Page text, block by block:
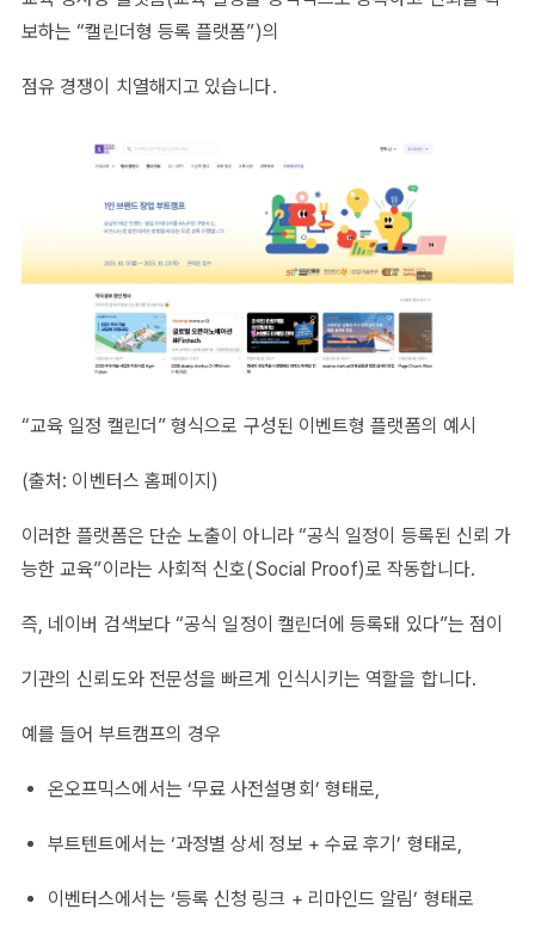
보하는 “캘린더형 등록 플랫폼”)의
점유 경쟁이 치열해지고 있습니다.
“교육 일정 캘린더” 형식으로 구성된 이벤트형 플랫폼의 예시
(출처: 이벤터스 홈페이지)
이러한 플랫폼은 단순 노출이 아니라 “공식 일정이 등록된 신뢰 가
능한 교육”이라는 사회적 신호(Social Proof)로 작동합니다.
즉, 네이버 검색보다 “공식 일정이 캘린더에 등록돼 있다”는 점이
기관의 신뢰도와 전문성을 빠르게 인식시키는 역할을 합니다.
예를 들어 부트캠프의 경우
온오프믹스에서는 ‘무료 사전설명회’ 형태로,
부트텐트에서는 ‘과정별 상세 정보 + 수료 후기’ 형태로,
이벤터스에서는 ‘등록 신청 링크 + 리마인드 알림’ 형태로